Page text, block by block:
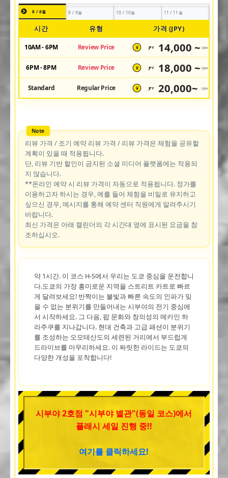
8 / 8월 9 / 9월 10 / 10월 11 / 11월
시간 유형 가격 (JPY)
10AM - 6PM Review Price ¥ JPY 14,000 ~ /pax
6PM - 8PM Review Price ¥ JPY 18,000 ~ /pax
Standard Regular Price ¥ JPY 20,000~ /pax
리뷰 가격 / 조기 예약 리뷰 가격 / 리뷰 가격은 체험을 공유할
계획이 있을 때 적용됩니다.
단, 리뷰 기반 할인이 금지된 소셜 미디어 플랫폼에는 적용되
지 않습니다.
**온라인 예약 시 리뷰 가격이 자동으로 적용됩니다. 정가를
이용하고자 하시는 경우, 예를 들어 체험을 비밀로 유지하고
싶으신 경우, 메시지를 통해 예약 센터 직원에게 알려주시기
바랍니다.
최신 가격은 아래 캘린더의 각 시간대 옆에 표시된 요금을 참
조하십시오.
약 1시간. 이 코스 H-S에서 우리는 도쿄 중심을 운전합니
다.도쿄의 가장 흥미로운 지역을 스트리트 카트로 빠르
게 달려보세요! 반짝이는 불빛과 빠른 속도의 인파가 잊
을 수 없는 분위기를 만들어내는 시부야의 전기 중심에
서 시작하세요. 그 다음, 팝 문화와 창의성의 메카인 하
라주쿠를 지나갑니다. 현대 건축과 고급 패션이 분위기
를 조성하는 오모테산도의 세련된 거리에서 부드럽게
드라이브를 마무리하세요. 이 짜릿한 라이드는 도쿄의
다양한 개성을 포착합니다!
시부야 2호점 "시부야 별관"(동일 코스)에서
플래시 세일 진행 중!!
여기를 클릭하세요!